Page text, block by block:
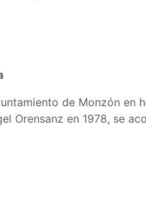
de Monzón en
Orensanz en 1978, se